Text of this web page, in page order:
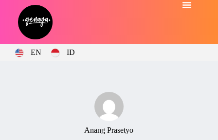
EN ID
Anang Prasetyo